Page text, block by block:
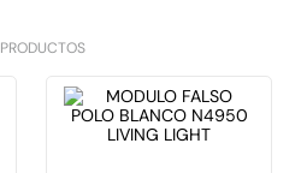
PRODUCTOS
6.
matixgo
foco led
ampolleta